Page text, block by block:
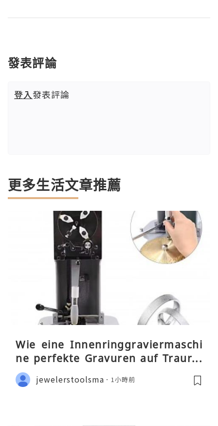
發表評論
登入發表評論
更多生活文章推薦
Wie eine Innenringgraviermaschi
ne perfekte Gravuren auf Traurin
gen ermöglicht
jewelerstoolsma 1小時前